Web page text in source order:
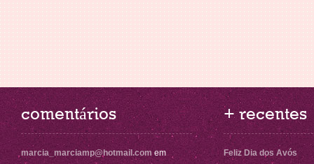
comentários
marcia_marciamp@hotmail.com em
+ recentes
Feliz Dia dos Avós